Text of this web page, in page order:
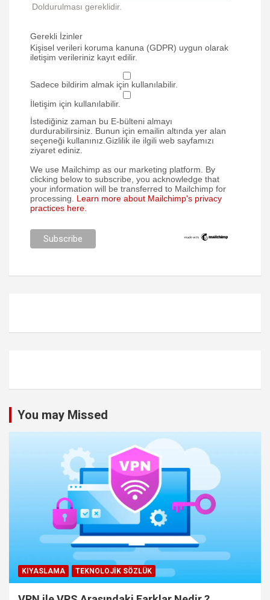
Doldurulması gereklidir.
Gerekli İzinler
Kişisel verileri koruma kanuna (GDPR) uygun olarak
iletişim verileriniz kayıt edilir.
Sadece bildirim almak için kullanılabilir.
İletişim için kullanılabilir.
İstediğiniz zaman bu E-bülteni almayı
durdurabilirsiniz. Bunun için emailin altında yer alan
seçeneği kullanınız.Gizlilik ile ilgili web sayfamızı
ziyaret ediniz.
We use Mailchimp as our marketing platform. By
clicking below to subscribe, you acknowledge that
your information will be transferred to Mailchimp for
processing. Learn more about Mailchimp's privacy
practices here.
You may Missed
KIYASLAMA TEKNOLOJIK SÖZLÜK